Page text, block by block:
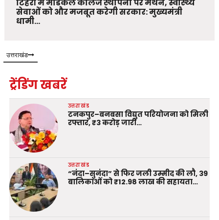
टिहरी में मेडिकल कॉलेज स्थापना पर मंथन, स्वास्थ्य
सेवाओं को और मजबूत करेगी सरकार: मुख्यमंत्री
धामी…
उत्तराखंड
ट्रेंडिंग खबरें
उत्तराखंड
टनकपुर–बनबसा विद्युत परियोजना को मिली
रफ्तार, ₹3 करोड़ जारी…
उत्तराखंड
“नंदा–सुनंदा” से फिर जली उम्मीद की लौ, 39
बालिकाओं को ₹12.98 लाख की सहायता…